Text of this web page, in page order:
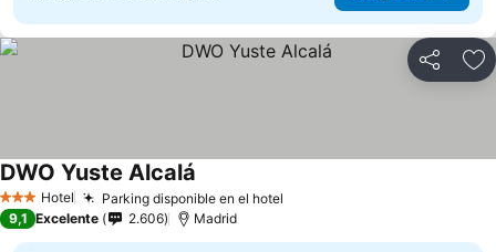
Compartir
3 Estrellas
Hotel Parking disponible en el hotel
DWO Yuste Alcalá
9,1 Excelente 2.606 Madrid